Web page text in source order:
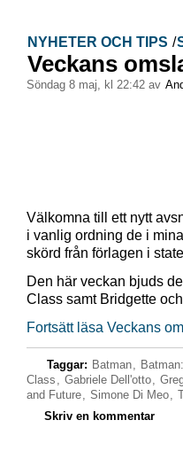
NYHETER OCH TIPS /
Veckans
söndag 8 maj, kl 22:42 av
Välkomna till ett nytt
i vanlig ordning de i
skörd från förlagen i
Den här veckan bjuds
Class samt Bridgette
Fortsätt läsa Veckans
Taggar: Batman,
Class , Gabriele Dell'otto,
and Future, Simone Di Meo,
Skriv en kommentar